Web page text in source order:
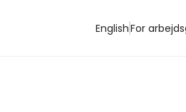
EnglishFor